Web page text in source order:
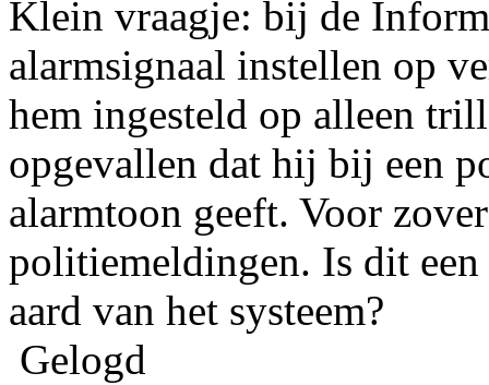
Klein vraagje: bij de
alarmsignaal instellen op
hem ingesteld op alleen
opgevallen dat hij bij een
alarmtoon geeft. Voor
politiemeldingen. Is dit
aard van het systeem?
Gelogd